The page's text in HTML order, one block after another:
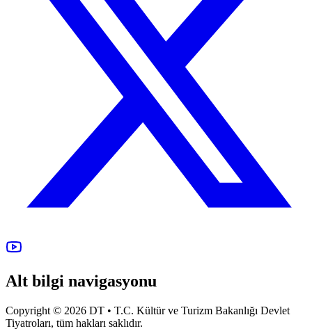
Alt bilgi navigasyonu
Copyright © 2026 DT • T.C. Kültür ve Turizm Bakanlığı Devlet
Tiyatroları, tüm hakları saklıdır.